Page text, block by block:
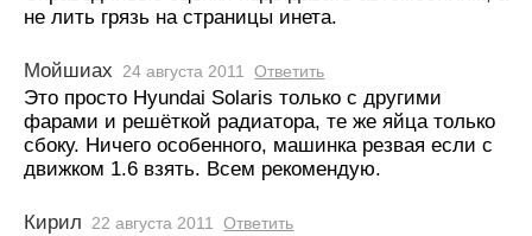
не лить грязь на страницы инета.
Мойшиах 24 августа 2011 Ответить
Это просто Hyundai Solaris только с другими
фарами и решёткой радиатора, те же яйца только
сбоку. Ничего особенного, машинка резвая если с
движком 1.6 взять. Всем рекомендую.
Кирил 22 августа 2011 Ответить